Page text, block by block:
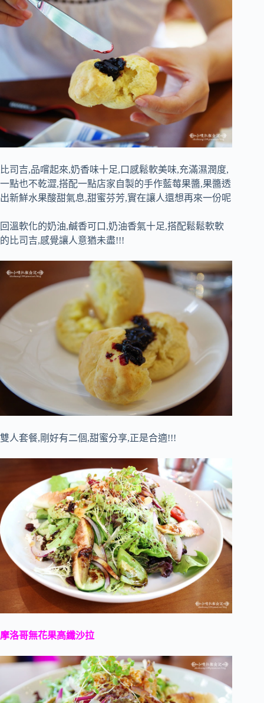
比司吉,品嚐起來,奶香味十足,口感鬆軟美味,充滿濕潤度,
一點也不乾澀,搭配一點店家自製的手作藍莓果醬,果醬透
出新鮮水果酸甜氣息,甜蜜芬芳,實在讓人還想再來一份呢
回溫軟化的奶油,鹹香可口,奶油香氣十足,搭配鬆鬆軟軟
的比司吉,感覺讓人意猶未盡!!!
雙人套餐,剛好有二個,甜蜜分享,正是合適!!!
摩洛哥無花果高纖沙拉